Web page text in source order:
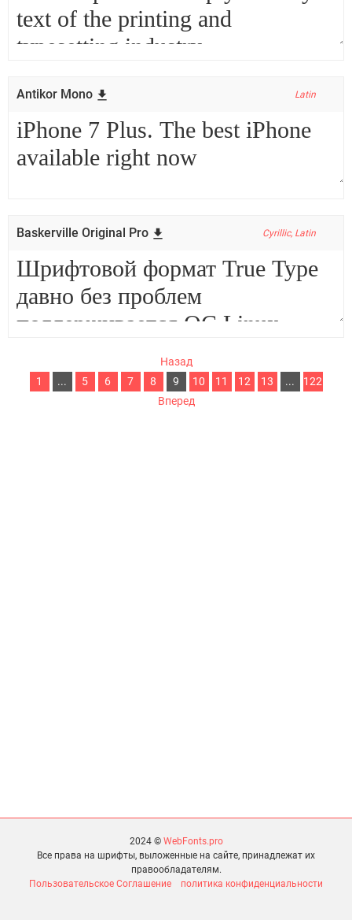
Antikor Mono Latin
Baskerville Original Pro Cyrillic, Latin
Назад
1
... 5 6 7 8 9 10 11 12 13 ...
122
Вперед
2024 © WebFonts.pro
Все права на шрифты, выложенные на сайте, принадлежат их
правообладателям.
Пользовательское Соглашение
политика конфиденциальности